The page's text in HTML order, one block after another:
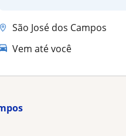
São José dos Campos
Vem até você